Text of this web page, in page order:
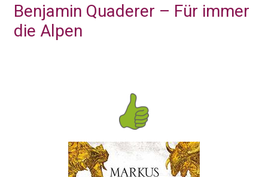
Benjamin Quaderer – Für immer
die Alpen